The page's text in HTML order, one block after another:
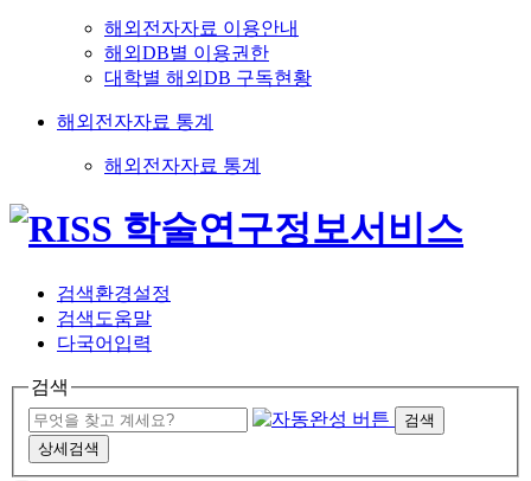
해외전자자료 이용안내
해외DB별 이용권한
대학별 해외DB 구독현황
해외전자자료 통계
해외전자자료 통계
검색환경설정
검색도움말
다국어입력
검색
검색
상세검색